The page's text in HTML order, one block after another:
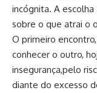
incógnita. A
sobre o que atrai o
O primeiro
conhecer o outro,
insegurança,pelo
diante do excesso